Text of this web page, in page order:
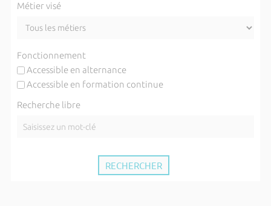
Métier visé
Fonctionnement
Accessible en alternance
Accessible en formation continue
Recherche libre